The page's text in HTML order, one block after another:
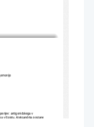
antigonidskega v
v Egiptu, Aleksandrija postane